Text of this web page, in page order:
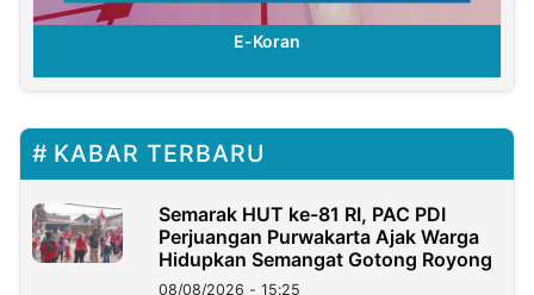
E-Koran
KABAR TERBARU
Semarak HUT ke-81 RI, PAC PDI
Perjuangan Purwakarta Ajak Warga
Hidupkan Semangat Gotong Royong
08/08/2026 - 15:25